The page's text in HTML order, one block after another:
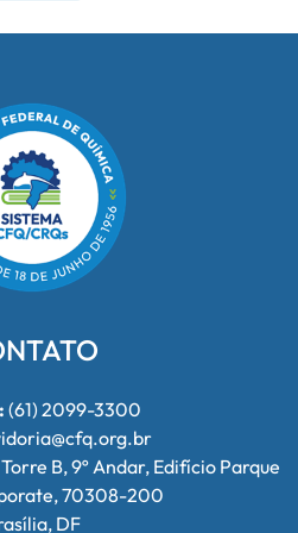
(61) 2099-3300
B, 9º Andar, Edifício Parque
70308-200
DF